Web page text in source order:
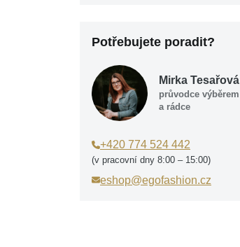
Potřebujete poradit?
Mirka Tesařová
průvodce výběrem
a rádce
+420 774 524 442
(v pracovní dny 8:00 – 15:00)
eshop@egofashion.cz